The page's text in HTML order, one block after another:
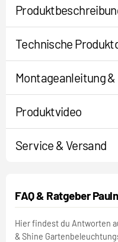
Technische
Montageanleitung
Produktvideo
Service & Versand
FAQ & Ratgeber
Hier findest du Antworten
& Shine